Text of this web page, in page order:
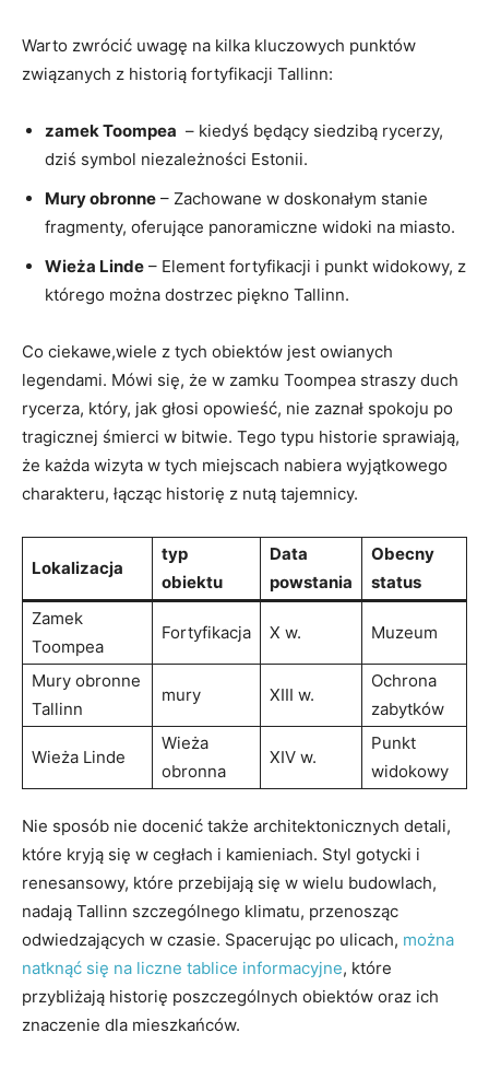
Warto zwrócić uwagę na kilka kluczowych punktów
związanych z historią fortyfikacji Tallinn:
zamek⁢ Toompea ⁢ – kiedyś będący ‌siedzibą rycerzy,
dziś‌ symbol niezależności Estonii.
Mury⁢ obronne – Zachowane w doskonałym stanie
fragmenty, oferujące⁣ panoramiczne widoki na miasto.
Wieża Linde – Element fortyfikacji i punkt widokowy, z
którego można dostrzec ‌piękno​ Tallinn.
Co ciekawe,wiele z tych obiektów jest owianych​
legendami. Mówi się, że w zamku Toompea straszy duch
rycerza, który, jak głosi opowieść, nie⁣ zaznał spokoju po
tragicznej śmierci w bitwie. Tego typu historie sprawiają,
że⁢ każda wizyta w tych miejscach‍ nabiera wyjątkowego
charakteru, łącząc historię z nutą tajemnicy.
Lokalizacja
typ
obiektu
Data⁢
powstania
Obecny
status
Zamek
Toompea
Fortyfikacja X w. Muzeum
Mury obronne
Tallinn
mury XIII w.
Ochrona
zabytków
Wieża Linde
Wieża
obronna
XIV w.
Punkt
widokowy
Nie⁣ sposób​ nie docenić także architektonicznych detali,
które kryją się w ‌cegłach i kamieniach. ⁤Styl gotycki i
renesansowy, które przebijają się w wielu budowlach,
nadają ‌Tallinn szczególnego klimatu, przenosząc
odwiedzających w ‍czasie. Spacerując po ulicach, można
natknąć się na⁤ liczne tablice informacyjne, które
przybliżają historię poszczególnych obiektów oraz ich
znaczenie dla mieszkańców.